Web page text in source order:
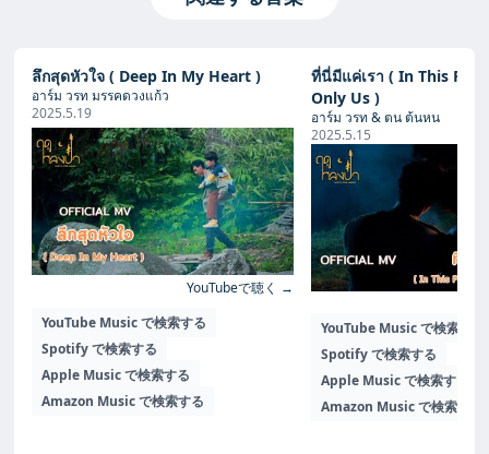
ลึกสุดหัวใจ ( Deep In My Heart )
อาร์ม วรท มรรคดวงแก้ว
2025.5.19
YouTubeで聴く →
YouTube Music で検索する
Spotify で検索する
Apple Music で検索する
Amazon Music で検索する
ที่นี่มีแค่เรา ( In This
Only Us )
อาร์ม วรท & ตน ต้นหน
2025.5.15
YouTube Music で検索する
Spotify で検索する
Apple Music で検索する
Amazon Music で検索する